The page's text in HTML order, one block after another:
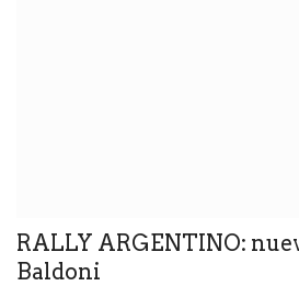
RALLY ARGENTINO:
Baldoni